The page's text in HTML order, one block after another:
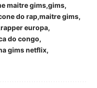
maitre gims gims
do rap maitre gims
rapper europa
do congo
gims netflix